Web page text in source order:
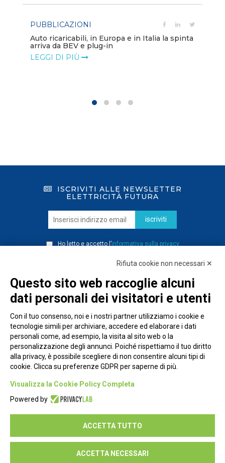
PUBBLICAZIONI
Auto ricaricabili, in Europa e in Italia la spinta
arriva da BEV e plug-in
LEGGI DI PIÙ
ISCRIVITI ALLE NEWSLETTER
ELETTRICITÀ FUTURA
iscriviti
Ho letto e accetto l’informativa sulla privacy
Piazza Alessandria, 24 - 00198 Roma
Privacy Policy
Seguici su:
Rifiuta cookie non necessari ✕
Questo sito web raccoglie alcuni
dati personali dei visitatori e utenti
Con il tuo consenso, noi e i nostri partner utilizziamo i cookie e
tecnologie simili per archiviare, accedere ed elaborare i dati
personali come, ad esempio, la visita al sito web o la
personalizzazione degli annunci. Poiché rispettiamo il tuo diritto
alla privacy, è possibile scegliere di non consentire alcuni tipi di
cookie. Clicca su preferenze GDPR per saperne di più.
Visualizza la Cookie Policy Completa
Powered by
ACCETTA TUTTO
ACCETTA NECESSARI